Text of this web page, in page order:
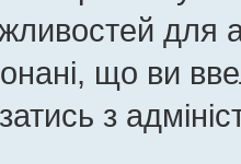
для
що ви
з